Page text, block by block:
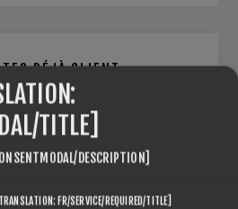
DÉJÀ CLIENT
TITLE]
DESCRIPTION]
FR/SERVICE/REQUIRED/TITLE]